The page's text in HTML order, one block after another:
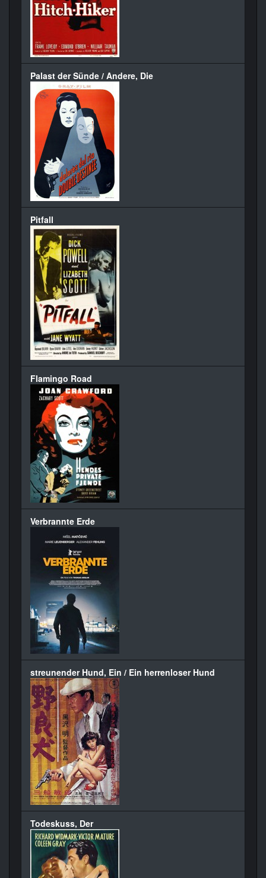
Palast der Sünde / Andere, Die
Pitfall
Flamingo Road
Verbrannte Erde
streunender Hund, Ein / Ein herrenloser Hund
Todeskuss, Der